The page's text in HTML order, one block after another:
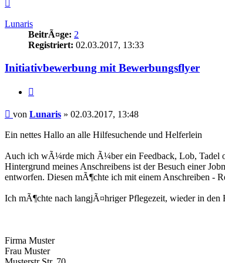
Lunaris
BeitrÃ¤ge: 2
Registriert: 02.03.2017, 13:33
Initiativbewerbung mit Bewerbungsflyer
Beitrag
von Lunaris » 02.03.2017, 13:48
Ein nettes Hallo an alle Hilfesuchende und Helferlein
Auch ich wÃ¼rde mich Ã¼ber ein Feedback, Lob, Tadel
Hintergrund meines Anschreibens ist der Besuch einer
entworfen. Diesen mÃ¶chte ich mit einem Anschreiben -
Ich mÃ¶chte nach langjÃ¤hriger Pflegezeit, wieder in den
Firma Muster
Frau Muster